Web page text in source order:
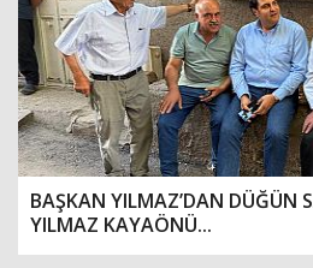
BAŞKAN YILMAZ’DAN DÜĞÜN
YILMAZ KAYAÖNÜ...